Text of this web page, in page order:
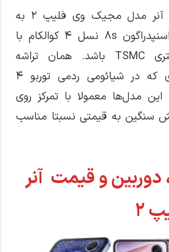
قلب تپنده‌ی گوشی آنر مدل مجیک وی فلیپ ۲ به
احتمال زیاد تراشه اسنپدراگون 8s نسل ۴ کوالکام با
لیتوگرافی ۴ نانومتری TSMC باشد. همان تراشه
گوشی‌های قدرتمندی که در شیائومی ردمی توربو 4
مدل‌ها معمولا با تمرکز روی
سنگین به قیمتی نسبتا مناسب
دوربین و قیمت آنر